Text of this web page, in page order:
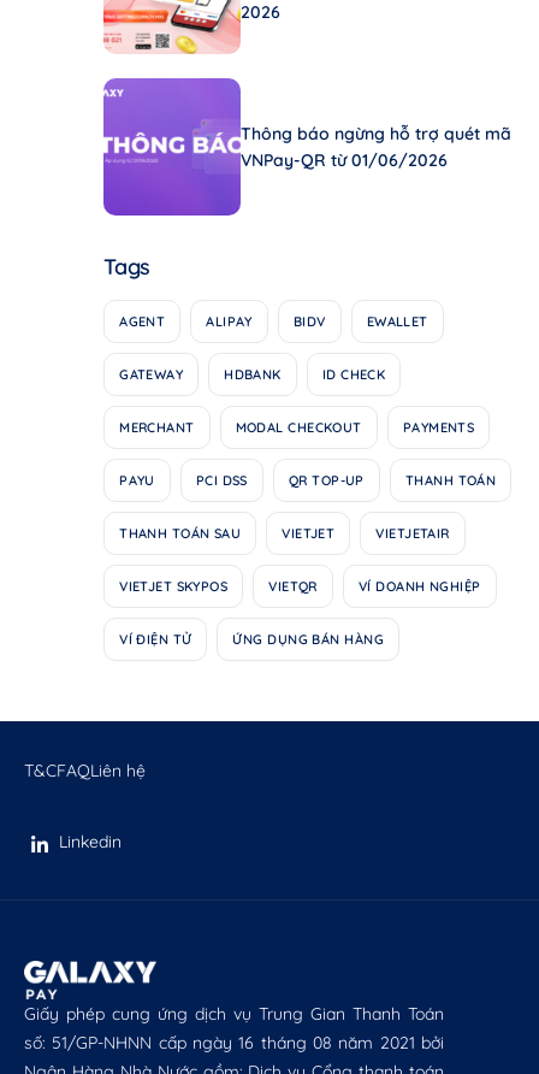
2026
Thông báo ngừng hỗ trợ quét mã
VNPay-QR từ 01/06/2026
Tags
AGENT ALIPAY BIDV EWALLET
GATEWAY HDBANK ID CHECK
MERCHANT MODAL CHECKOUT PAYMENTS
PAYU PCI DSS QR TOP-UP THANH TOÁN
THANH TOÁN SAU VIETJET VIETJETAIR
VIETJET SKYPOS VIETQR VÍ DOANH NGHIỆP
VÍ ĐIỆN TỬ ỨNG DỤNG BÁN HÀNG
T&CFAQLiên hệ
Linkedin
Giấy phép cung ứng dịch vụ Trung Gian Thanh Toán
số: 51/GP-NHNN cấp ngày 16 tháng 08 năm 2021 bởi